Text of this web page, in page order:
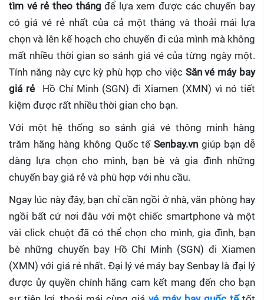
tìm vé rẻ theo thángđể lựa xem được các chuyến bay
có giá vé rẻ nhất của cả một tháng và thoải mái lựa
chọn và lên kế hoạch cho chuyến đi của mình mà không
mất nhiều thời gian so sánh giá vé của từng ngày một.
Tính năng này cực kỳ phù hợp cho việc Săn vé máy bay
giá rẻ
Hồ Chí Minh (SGN) đi Xiamen (XMN) vì nó tiết
kiệm được rất nhiều thời gian cho bạn.
Với một hệ thống so sánh giá vé thông minh hàng
trăm hãng hàng không Quốc tế Senbay.vn giúp bạn dễ
dàng lựa chọn cho mình, bạn bè và gia đình những
chuyến bay giá rẻ và phù hợp với nhu cầu.
Ngay lúc này đây, bạn chỉ cần ngồi ở nhà, văn phòng hay
ngồi bất cứ nơi đâu với một chiếc smartphone và một
vài click chuột đã có thể chọn cho mình, gia đình, bạn
bè những chuyến bay Hồ Chí Minh (SGN) đi Xiamen
(XMN) với giá rẻ nhất. Đại lý vé máy bay Senbay là đại lý
được ủy quyền chính hãng cam kết mang đến cho bạn